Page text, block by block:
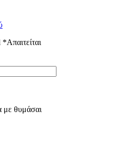
*Απαιτείται
με θυμάσαι